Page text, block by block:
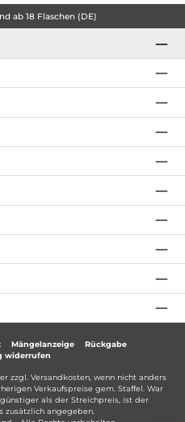
ab 18 Flaschen (DE)
Mängelanzeige
Rückgabe
widerrufen
zzgl. Versandkosten, wenn nicht anders
Verkaufspreise gem. Staffel. War
als der Streichpreis, ist der
zusätzlich angegeben.